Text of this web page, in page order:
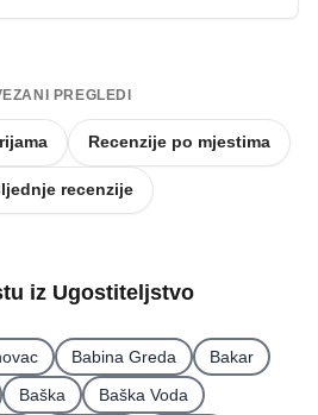
PREGLEDI
Recenzije po mjestima
recenzije
iz Ugostiteljstvo
Babina Greda
Bakar
Baška
Baška Voda